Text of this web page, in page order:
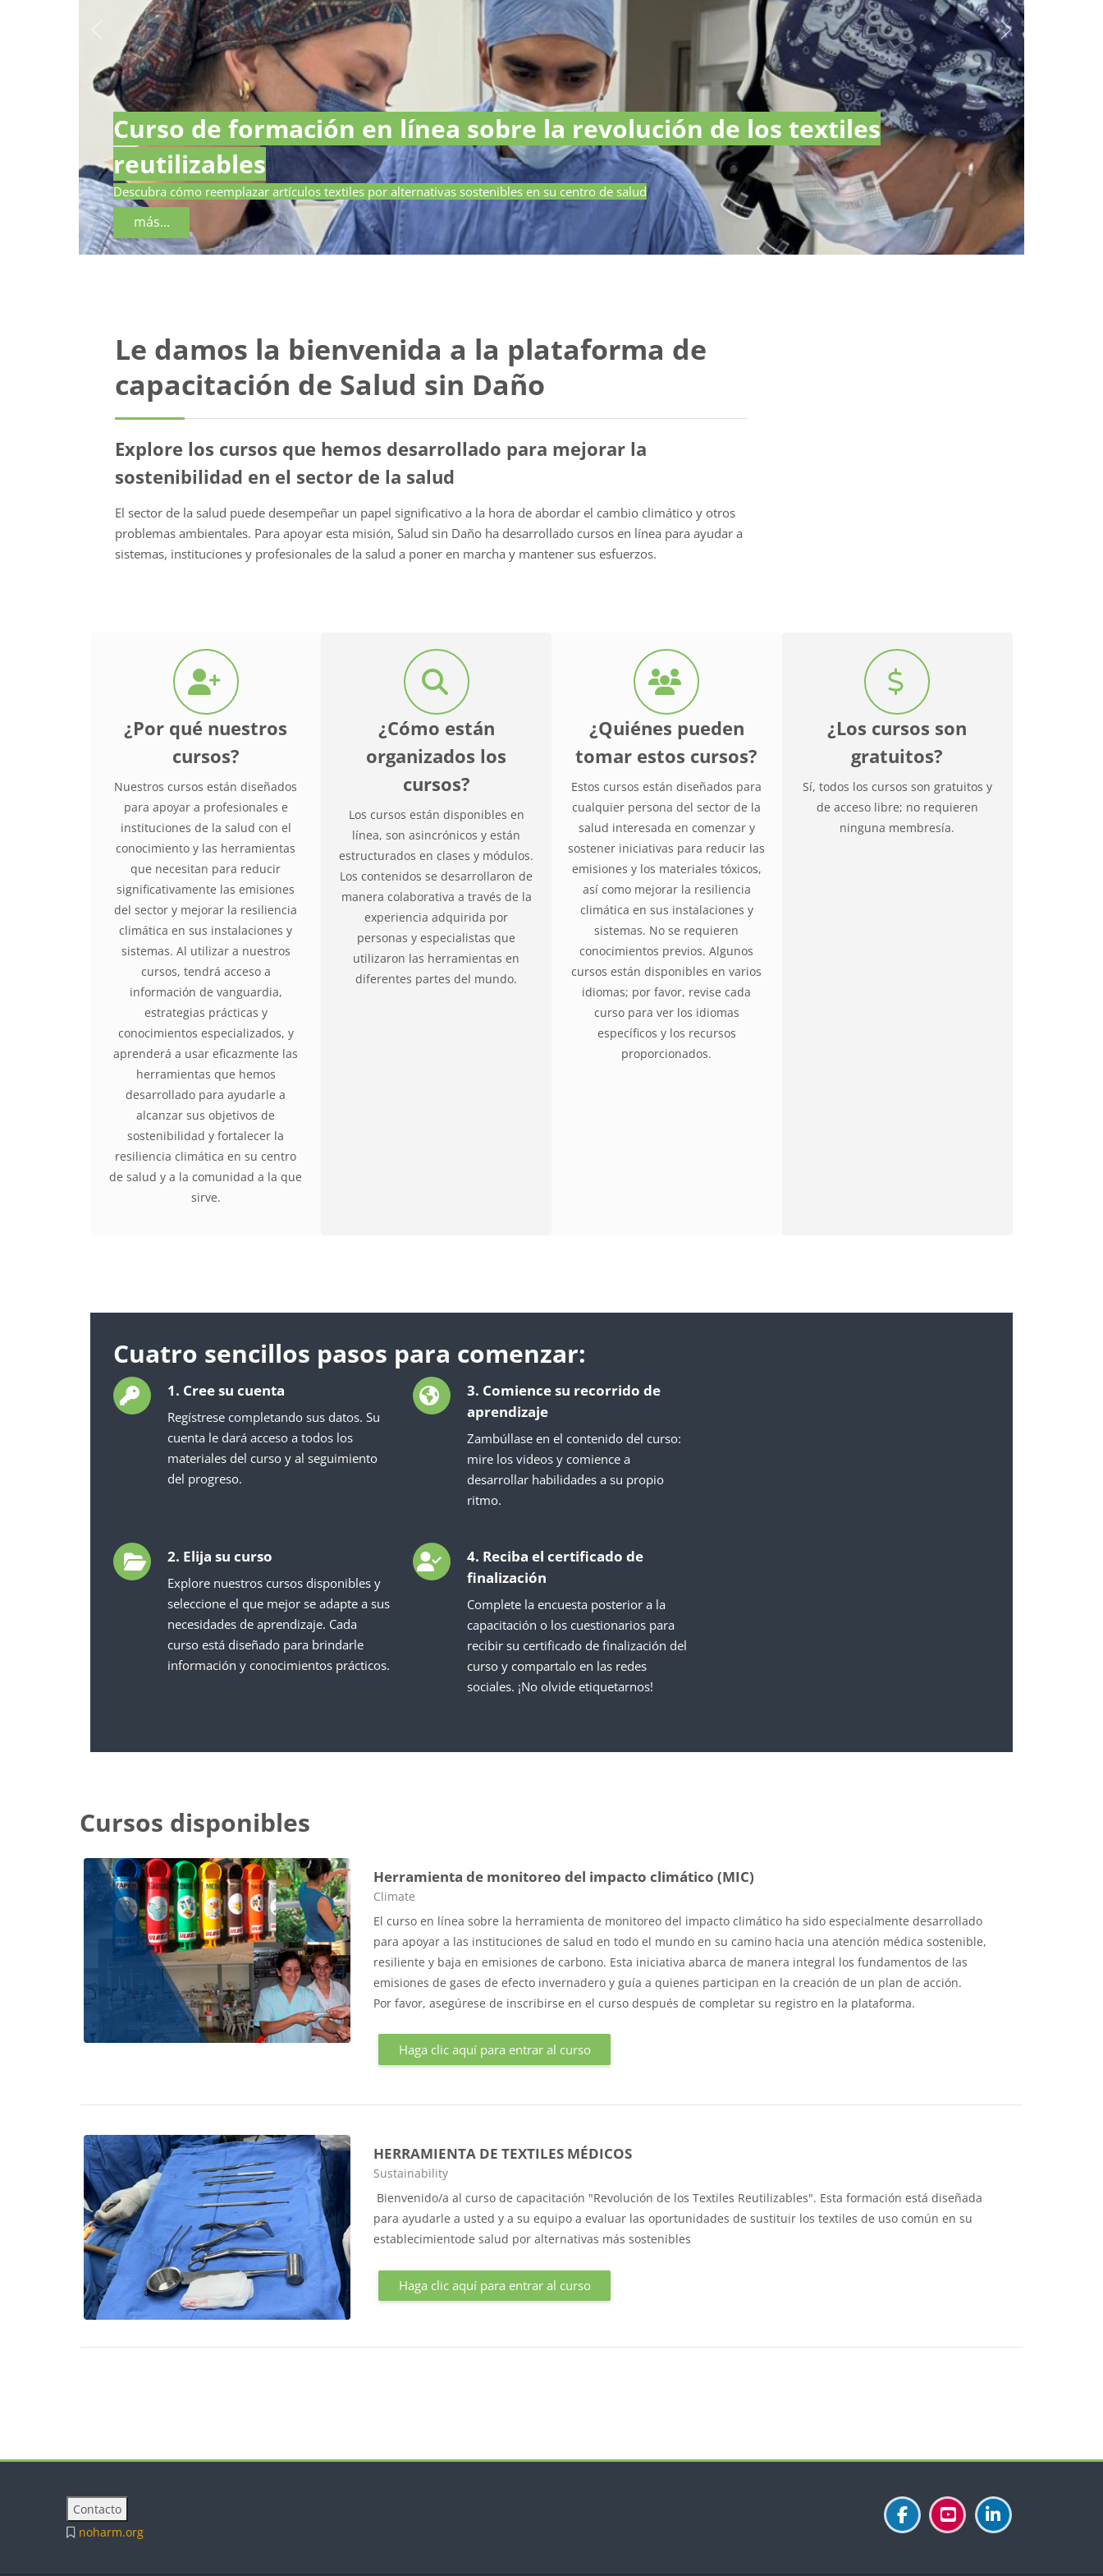
Curso de formación en línea sobre la revolución de los textiles
reutilizables
Descubra cómo reemplazar artículos textiles por alternativas sostenibles en su centro de salud
más...
Le damos la bienvenida a la plataforma de
capacitación de Salud sin Daño
Explore los cursos que hemos desarrollado para mejorar la
sostenibilidad en el sector de la salud
El sector de la salud puede desempeñar un papel significativo a la hora de abordar el cambio climático y otros
problemas ambientales. Para apoyar esta misión, Salud sin Daño ha desarrollado cursos en línea para ayudar a
sistemas, instituciones y profesionales de la salud a poner en marcha y mantener sus esfuerzos.
¿Por qué nuestros
cursos?
Nuestros cursos están diseñados
para apoyar a profesionales e
instituciones de la salud con el
conocimiento y las herramientas
que necesitan para reducir
significativamente las emisiones
del sector y mejorar la resiliencia
climática en sus instalaciones y
sistemas. Al utilizar a nuestros
cursos, tendrá acceso a
información de vanguardia,
estrategias prácticas y
conocimientos especializados, y
aprenderá a usar eficazmente las
herramientas que hemos
desarrollado para ayudarle a
alcanzar sus objetivos de
sostenibilidad y fortalecer la
resiliencia climática en su centro
de salud y a la comunidad a la que
sirve.
¿Cómo están
organizados los
cursos?
Los cursos están disponibles en
línea, son asincrónicos y están
estructurados en clases y módulos.
Los contenidos se desarrollaron de
manera colaborativa a través de la
experiencia adquirida por
personas y especialistas que
utilizaron las herramientas en
diferentes partes del mundo.
¿Quiénes pueden
tomar estos cursos?
Estos cursos están diseñados para
cualquier persona del sector de la
salud interesada en comenzar y
sostener iniciativas para reducir las
emisiones y los materiales tóxicos,
así como mejorar la resiliencia
climática en sus instalaciones y
sistemas. No se requieren
conocimientos previos. Algunos
cursos están disponibles en varios
idiomas; por favor, revise cada
curso para ver los idiomas
específicos y los recursos
proporcionados.
¿Los cursos son
gratuitos?
Sí, todos los cursos son gratuitos y
de acceso libre; no requieren
ninguna membresía.
Cuatro sencillos pasos para comenzar:
1. Cree su cuenta
Regístrese completando sus datos. Su
cuenta le dará acceso a todos los
materiales del curso y al seguimiento
del progreso.
3. Comience su recorrido de
aprendizaje
Zambúllase en el contenido del curso:
mire los videos y comience a
desarrollar habilidades a su propio
ritmo.
2. Elija su curso
Explore nuestros cursos disponibles y
seleccione el que mejor se adapte a sus
necesidades de aprendizaje. Cada
curso está diseñado para brindarle
información y conocimientos prácticos.
4. Reciba el certificado de
finalización
Complete la encuesta posterior a la
capacitación o los cuestionarios para
recibir su certificado de finalización del
curso y compartalo en las redes
sociales. ¡No olvide etiquetarnos!
Cursos disponibles
Herramienta de monitoreo del impacto climático (MIC)
Categoría de cursos
Climate
El curso en línea sobre la herramienta de monitoreo del impacto climático ha sido especialmente desarrollado
para apoyar a las instituciones de salud en todo el mundo en su camino hacia una atención médica sostenible,
resiliente y baja en emisiones de carbono. Esta iniciativa abarca de manera integral los fundamentos de las
emisiones de gases de efecto invernadero y guía a quienes participan en la creación de un plan de acción.
Por favor, asegúrese de inscribirse en el curso después de completar su registro en la plataforma.
Haga clic aquí para entrar al curso
HERRAMIENTA DE TEXTILES MÉDICOS
Categoría de cursos
Sustainability
Bienvenido/a al curso de capacitación "Revolución de los Textiles Reutilizables". Esta formación está diseñada
para ayudarle a usted y a su equipo a evaluar las oportunidades de sustituir los textiles de uso común en su
establecimientode salud por alternativas más sostenibles
Haga clic aquí para entrar al curso
Bloques
Contacto
noharm.org
Bloques